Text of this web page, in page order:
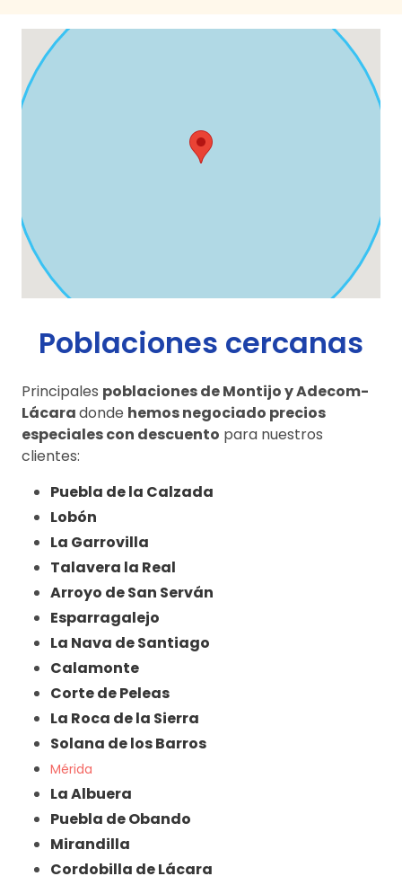
Poblaciones cercanas
Principales poblaciones de Montijo y Adecom-
Lácaradonde hemos negociado precios
especiales con descuento para nuestros
clientes:
Puebla de la Calzada
Lobón
La Garrovilla
Talavera la Real
Arroyo de San Serván
Esparragalejo
La Nava de Santiago
Calamonte
Corte de Peleas
La Roca de la Sierra
Solana de los Barros
Mérida
La Albuera
Puebla de Obando
Mirandilla
Cordobilla de Lácara